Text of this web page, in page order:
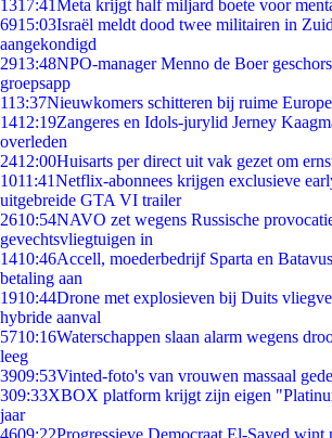
1317:41Meta krijgt half miljard boete voor
6915:03Israël meldt dood twee militairen in
aangekondigd
2913:48NPO-manager Menno de Boer
groepsapp
113:37Nieuwkomers schitteren bij ruime
1412:19Zangeres en Idols-jurylid Jerney
overleden
2412:00Huisarts per direct uit vak gezet om
1011:41Netflix-abonnees krijgen exclusieve
uitgebreide GTA VI trailer
2610:54NAVO zet wegens Russische
gevechtsvliegtuigen in
1410:46Accell, moederbedrijf Sparta en
betaling aan
1910:44Drone met explosieven bij Duits
hybride aanval
5710:16Waterschappen slaan alarm wegens
leeg
3909:53Vinted-foto's van vrouwen massaal
309:33XBOX platform krijgt zijn eigen
jaar
4609:22Progressieve Democraat El-Sayed